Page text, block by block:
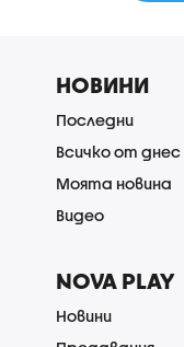
НОВИНИ
Последни
Всичко от днес
Моята новина
Видео
NOVA PLAY
Новини